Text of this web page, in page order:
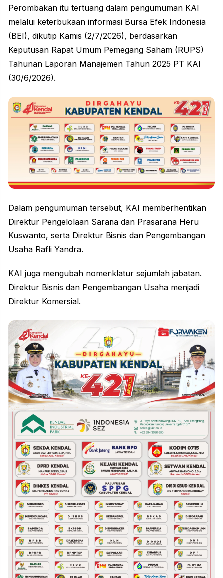
Perombakan itu tertuang dalam pengumuman KAI
melalui keterbukaan informasi Bursa Efek Indonesia
(BEI), dikutip Kamis (2/7/2026), berdasarkan
Keputusan Rapat Umum Pemegang Saham (RUPS)
Tahunan Laporan Manajemen Tahun 2025 PT KAI
(30/6/2026).
Dalam pengumuman tersebut, KAI memberhentikan
Direktur Pengelolaan Sarana dan Prasarana Heru
Kuswanto, serta Direktur Bisnis dan Pengembangan
Usaha Rafli Yandra.
KAI juga mengubah nomenklatur sejumlah jabatan.
Direktur Bisnis dan Pengembangan Usaha menjadi
Direktur Komersial.